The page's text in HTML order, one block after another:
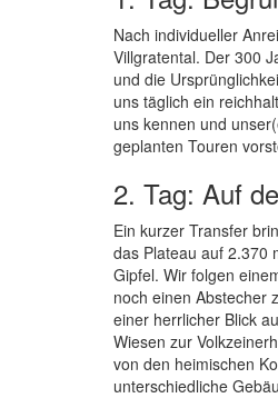
Nach individueller
Villgratental. Der 300
und die
uns täglich ein
uns kennen und
geplanten Touren
2. Tag: Auf
Ein kurzer Transfer
das Plateau auf 2.370
Gipfel. Wir folgen
noch einen Abstecher
einer herrlicher Blick
Wiesen zur
von den heimischen
unterschiedliche